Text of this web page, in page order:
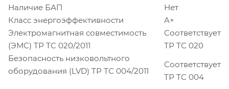
Наличие БАП
Нет
Класс энергоэффективности
A+
Электромагнитная совместимость
(ЭМС) ТР ТС 020/2011
Соответствует
ТР ТС 020
Безопасность низковольтного
оборудования (LVD) ТР ТС 004/2011
Соответствует
ТР ТС 004